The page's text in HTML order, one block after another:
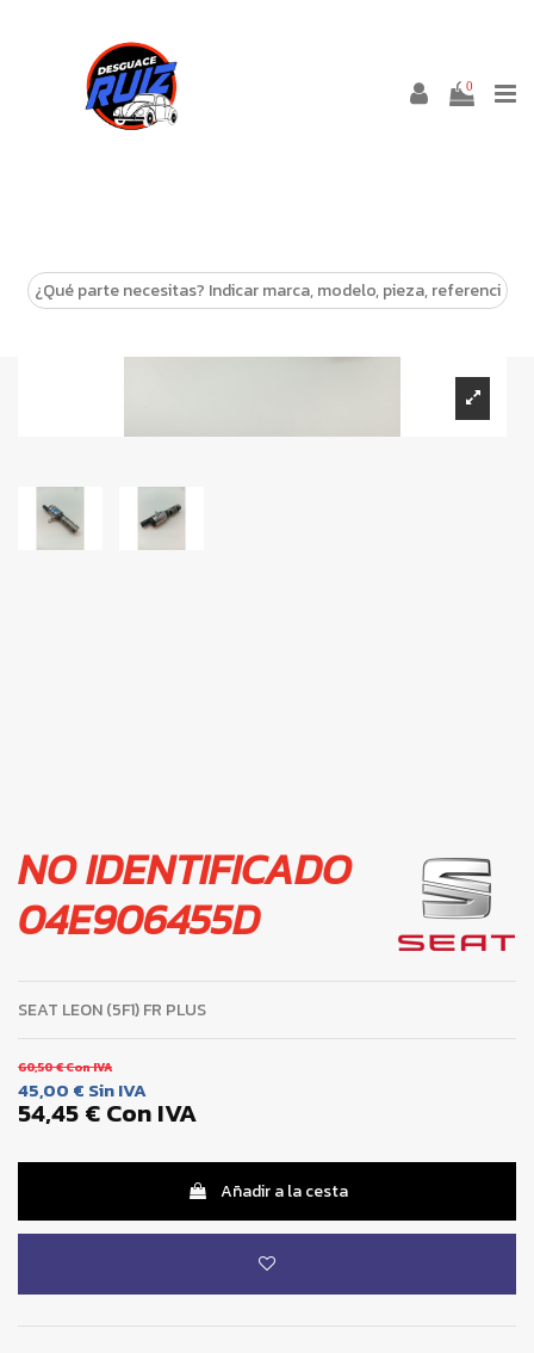
0
NO IDENTIFICADO
04E906455D
SEAT LEON (5F1) FR PLUS
60,50 €Con IVA
45,00 € Sin IVA
54,45 €Con IVA
Añadir a la cesta